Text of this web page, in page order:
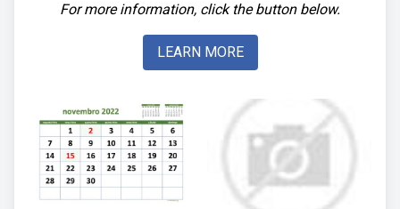
For more information, click the button below.
LEARN MORE